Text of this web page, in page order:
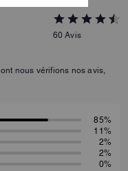
60 Avis
nous vérifions nos avis,
85%
11%
2%
2%
0%